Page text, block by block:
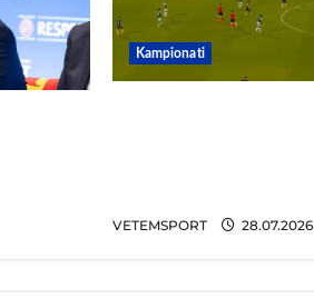
Kampionati
VETEMSPORT 28.07.2026